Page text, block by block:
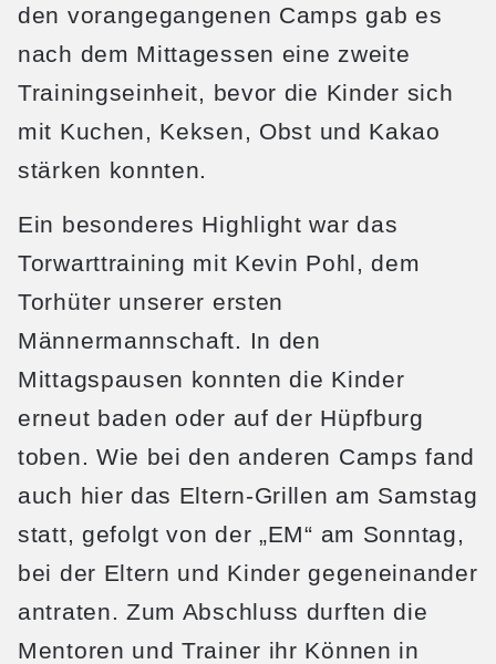
den vorangegangenen Camps gab es
nach dem Mittagessen eine zweite
Trainingseinheit, bevor die Kinder sich
mit Kuchen, Keksen, Obst und Kakao
stärken konnten.
Ein besonderes Highlight war das
Torwarttraining mit Kevin Pohl, dem
Torhüter unserer ersten
Männermannschaft. In den
Mittagspausen konnten die Kinder
erneut baden oder auf der Hüpfburg
toben. Wie bei den anderen Camps fand
auch hier das Eltern-Grillen am Samstag
statt, gefolgt von der „EM“ am Sonntag,
bei der Eltern und Kinder gegeneinander
antraten. Zum Abschluss durften die
Mentoren und Trainer ihr Können in